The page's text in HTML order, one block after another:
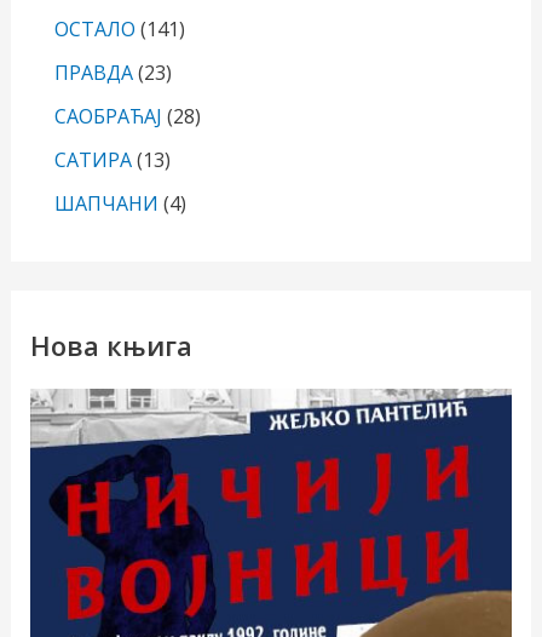
ОСТАЛО (141)
ПРАВДА(23)
САОБРАЋАЈ (28)
САТИРА(13)
ШАПЧАНИ (4)
Нова књига